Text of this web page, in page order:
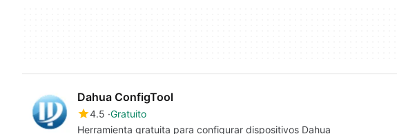
Dahua ConfigTool
4.5 Gratuito
Herramienta gratuita para configurar dispositivos Dahua